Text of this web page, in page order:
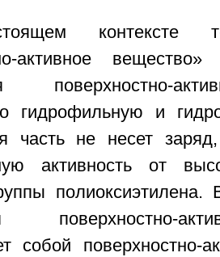
контексте
активное
поверхностно-
гидрофильную и
часть не несет
активность от
полиоксиэтилена.
поверхностно-
собой поверхностно-